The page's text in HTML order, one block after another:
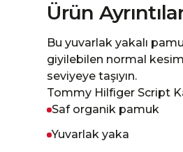
Ürün
Bu yuvarlak yakalı
giyilebilen normal
seviyeye taşıyın.
Tommy Hilfiger Script
Saf organik pamuk
Yuvarlak yaka